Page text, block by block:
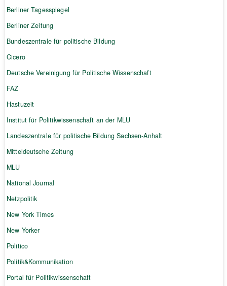
Berliner Tagesspiegel
Berliner Zeitung
Bundeszentrale für politische Bildung
Cicero
Deutsche Vereinigung für Politische Wissenschaft
FAZ
Hastuzeit
Institut für Politikwissenschaft an der MLU
Landeszentrale für politische Bildung Sachsen-Anhalt
Mitteldeutsche Zeitung
MLU
National Journal
Netzpolitik
New York Times
New Yorker
Politico
Politik&Kommunikation
Portal für Politikwissenschaft